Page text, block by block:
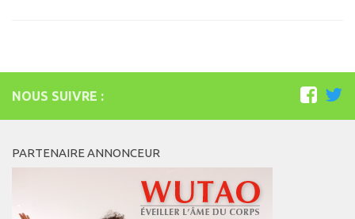
NOUS SUIVRE :
PARTENAIRE ANNONCEUR